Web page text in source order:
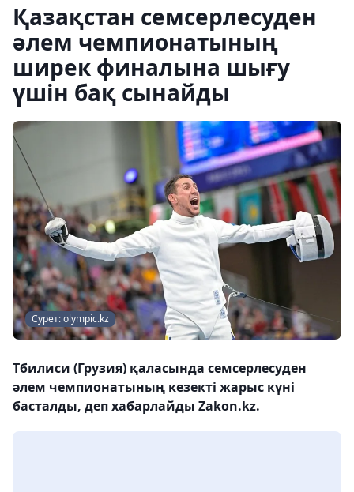
Қазақстан семсерлесуден
әлем чемпионатының
ширек финалына шығу
үшін бақ сынайды
Сурет: olympic.kz
Тбилиси (Грузия) қаласында семсерлесуден
әлем чемпионатының кезекті жарыс күні
басталды, деп хабарлайды Zakon.kz.